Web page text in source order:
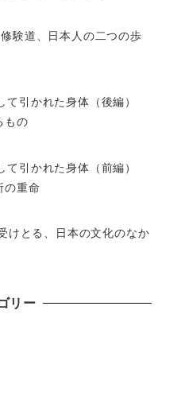
験道、日本人の二つの歩
引かれた身体（後編）
もの
引かれた身体（前編）
重命
けとる、日本の文化のなか
リー